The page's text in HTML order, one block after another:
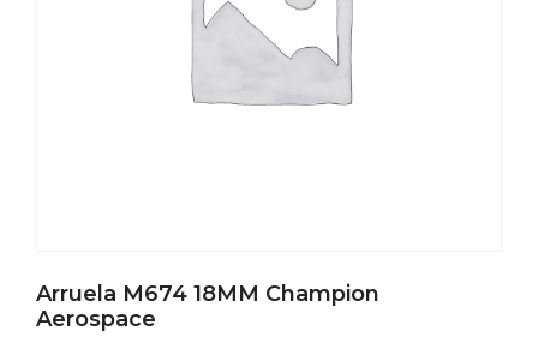
Arruela M674 18MM Champion
Aerospace